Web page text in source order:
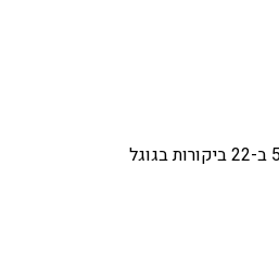
22ביקורות בגוגל